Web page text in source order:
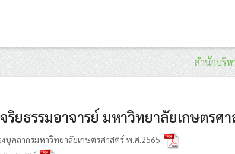
สำนักบริห
จริยธรรมอาจารย์ มหาวิทยาลัยเกษตรศ
บุคลากรมหาวิทยาลัยเกษตรศาสตร์ พ.ศ.2565